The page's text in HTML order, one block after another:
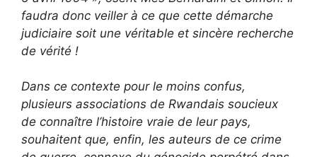
faudra donc veiller à ce que cette démarche
judiciaire soit une véritable et sincère recherche
de vérité !
Dans ce contexte pour le moins confus,
plusieurs associations de Rwandais soucieux
de connaître l’histoire vraie de leur pays,
souhaitent que, enfin, les auteurs de ce crime